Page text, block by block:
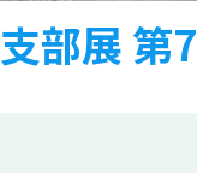
支部展 第